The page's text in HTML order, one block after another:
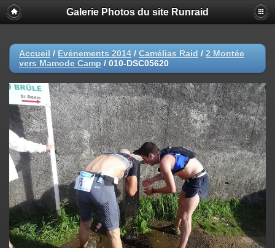
Galerie Photos du site Runraid
Accueil / Evénements 2014 / Camélias Raid / 2 Montée
vers Mamode Camp / 010-DSC05620